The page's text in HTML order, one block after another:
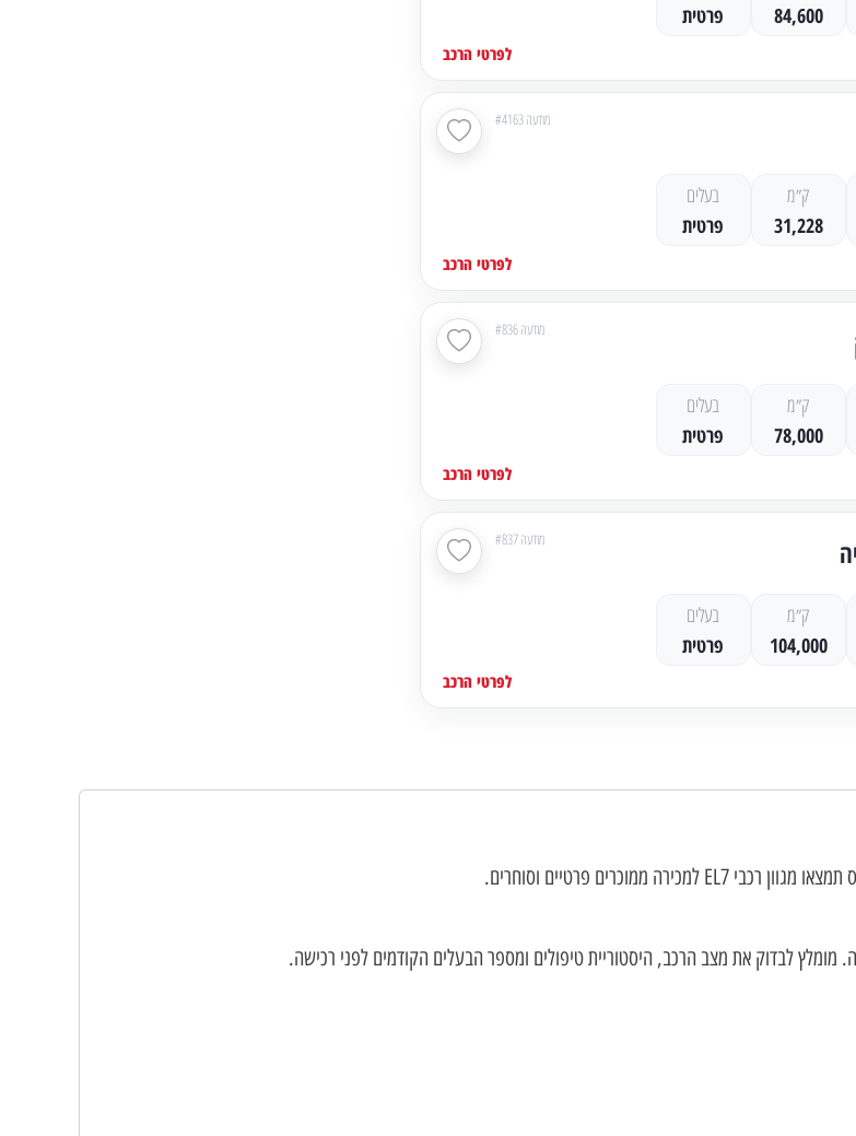
84,600
פרטית
לפרטי הרכב
מודעה #4163
ק״מ
31,228
בעלים
פרטית
לפרטי הרכב
מודעה #836
ק״מ
78,000
בעלים
פרטית
לפרטי הרכב
מודעה #837
ק״מ
104,000
בעלים
פרטית
לפרטי הרכב
מומלץ לבדוק את מצב הרכב, היסטוריית טיפולים ומספר הבעלים הקודמים לפני רכישה.